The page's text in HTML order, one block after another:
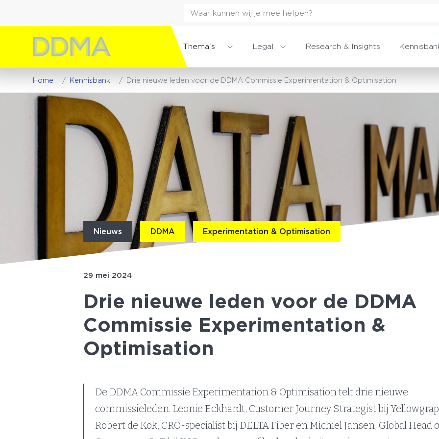
Thema's Legal Research & Insights
Home Kennisbank Drie nieuwe leden voor de DDMA Commissie Experimentation & Optimisation
Nieuws DDMA Experimentation & Optimisation
29 mei 2024
Drie nieuwe leden voor de DDMA
Commissie Experimentation &
Optimisation
De DDMA Commissie Experimentation & Optimisation telt drie nieuwe
commissieleden. Leonie Eckhardt, Customer Journey Strategist bij
Robert de Kok, CRO-specialist bij DELTA Fiber en Michiel Jansen, Global Head